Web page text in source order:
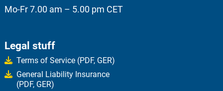
Mo-Fr 7.00 am – 5.00 pm CET
Legal stuff
Terms of Service (PDF, GER)
General Liability Insurance
(PDF, GER)